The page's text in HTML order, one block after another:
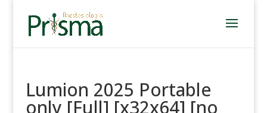
Lumion 2025 Portable
only [Full] [x32x64] [no